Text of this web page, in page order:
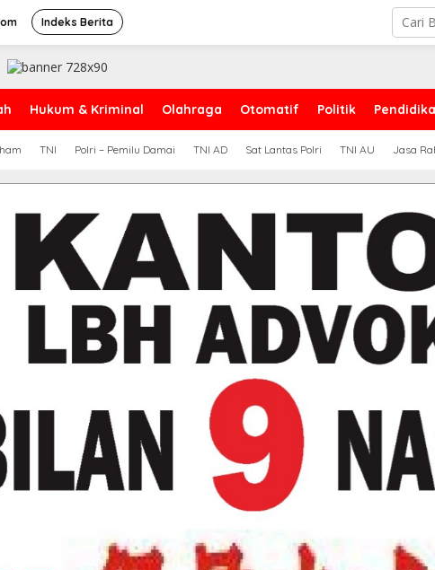
Indeks Berita
Hukum & Kriminal Olahraga Otomatif Politik
TNI Polri – Pemilu Damai TNI AD Sat Lantas Polri TNI AU Jasa